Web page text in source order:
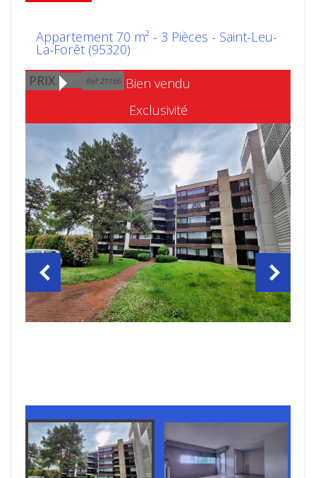
Appartement 70 m² - 3 Pièces - Saint-Leu-
La-Forêt (95320)
PRIX
Ref 21166
Bien vendu
Exclusivité